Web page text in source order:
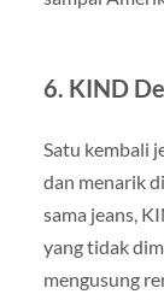
6. KIND
Satu kembali
dan menarik
sama jeans,
yang tidak
mengusung